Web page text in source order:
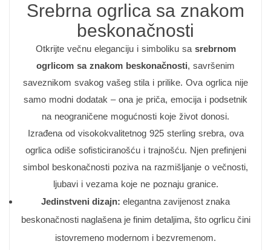
Srebrna ogrlica sa znakom
beskonačnosti
Otkrijte večnu eleganciju i simboliku sa srebrnom
ogrlicom sa znakom beskonačnosti, savršenim
saveznikom svakog vašeg stila i prilike. Ova ogrlica nije
samo modni dodatak – ona je priča, emocija i podsetnik
na neograničene mogućnosti koje život donosi.
Izrađena od visokokvalitetnog 925 sterling srebra, ova
ogrlica odiše sofisticiranošću i trajnošću. Njen prefinjeni
simbol beskonačnosti poziva na razmišljanje o večnosti,
ljubavi i vezama koje ne poznaju granice.
Jedinstveni dizajn: elegantna zavijenost znaka
beskonačnosti naglašena je finim detaljima, što ogrlicu čini
istovremeno modernom i bezvremenom.